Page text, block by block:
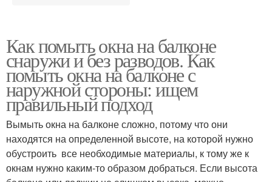
Как помыть окна на балконе
снаружи и без разводов. Как
помыть окна на балконе с
наружной стороны: ищем
правильный подход
Вымыть окна на балконе сложно, потому что они
находятся на определенной высоте, на которой нужно
обустроить все необходимые материалы, к тому же к
окнам нужно каким-то образом добраться. Если высота